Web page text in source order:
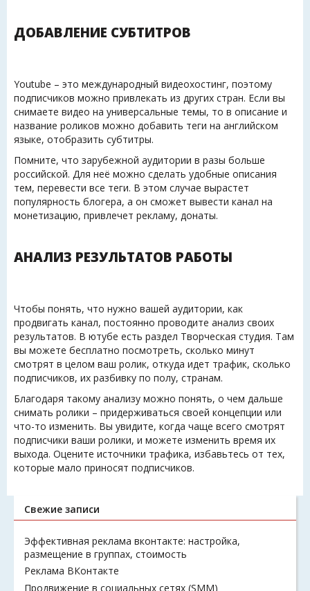
ДОБАВЛЕНИЕ СУБТИТРОВ
Youtube – это международный видеохостинг, поэтому
подписчиков можно привлекать из других стран. Если вы
снимаете видео на универсальные темы, то в описание и
название роликов можно добавить теги на английском
языке, отобразить субтитры.
Помните, что зарубежной аудитории в разы больше
российской. Для неё можно сделать удобные описания
тем, перевести все теги. В этом случае вырастет
популярность блогера, а он сможет вывести канал на
монетизацию, привлечет рекламу, донаты.
АНАЛИЗ РЕЗУЛЬТАТОВ РАБОТЫ
Чтобы понять, что нужно вашей аудитории, как
продвигать канал, постоянно проводите анализ своих
результатов. В ютубе есть раздел Творческая студия. Там
вы можете бесплатно посмотреть, сколько минут
смотрят в целом ваш ролик, откуда идет трафик, сколько
подписчиков, их разбивку по полу, странам.
Благодаря такому анализу можно понять, о чем дальше
снимать ролики – придерживаться своей концепции или
что-то изменить. Вы увидите, когда чаще всего смотрят
подписчики ваши ролики, и можете изменить время их
выхода. Оцените источники трафика, избавьтесь от тех,
которые мало приносят подписчиков.
Свежие записи
Эффективная реклама вконтакте: настройка,
размещение в группах, стоимость
Реклама ВКонтакте
Продвижение в социальных сетях (SMM)